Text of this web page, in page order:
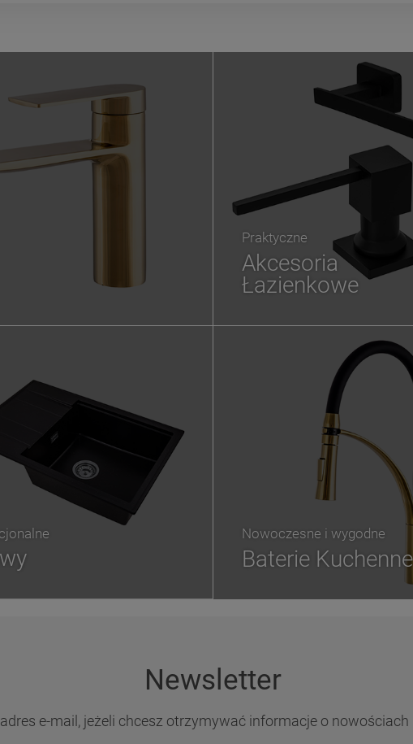
Praktyczne
Akcesoria
Łazienkowe
Nowoczesne i wygodne
Baterie Kuchenne
Newsletter
e-mail, jeżeli chcesz otrzymywać informacje o nowościach